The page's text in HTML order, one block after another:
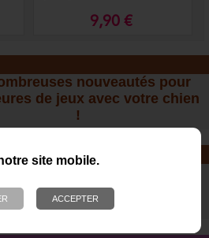
site mobile.
9,90 €
nouveautés pour
de jeux avec votre chien
!
votre chien !